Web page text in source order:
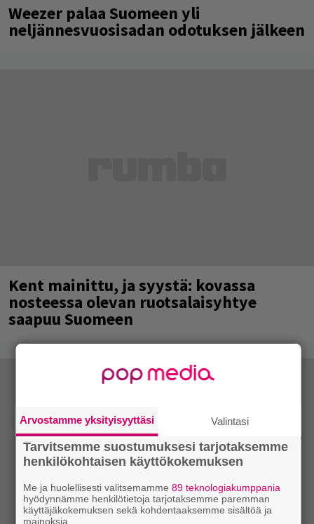
Weezer palaa Suomeen yli
neljännesvuosisadan odotuksen jälkeen
Kent mainittu, ja syystä: kovassa
nosteessa olevan ruotsalaisyhtye
saapuu Suomeen
Arvostamme yksityisyyttäsi Valintasi
Tarvitsemme suostumuksesi tarjotaksemme
henkilökohtaisen käyttökokemuksen
Me ja huolellisesti valitsemamme 89 teknologiakumppania
hyödynnämme henkilötietoja tarjotaksemme paremman
käyttäjäkokemuksen sekä kohdentaaksemme sisältöä ja
mainoksia.